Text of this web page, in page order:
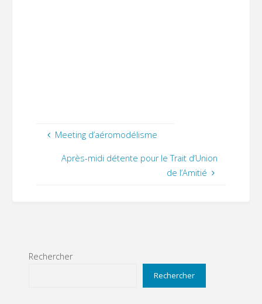
Meeting d’aéromodélisme
Après-midi détente pour le Trait d’Union
de l’Amitié
Rechercher
Rechercher